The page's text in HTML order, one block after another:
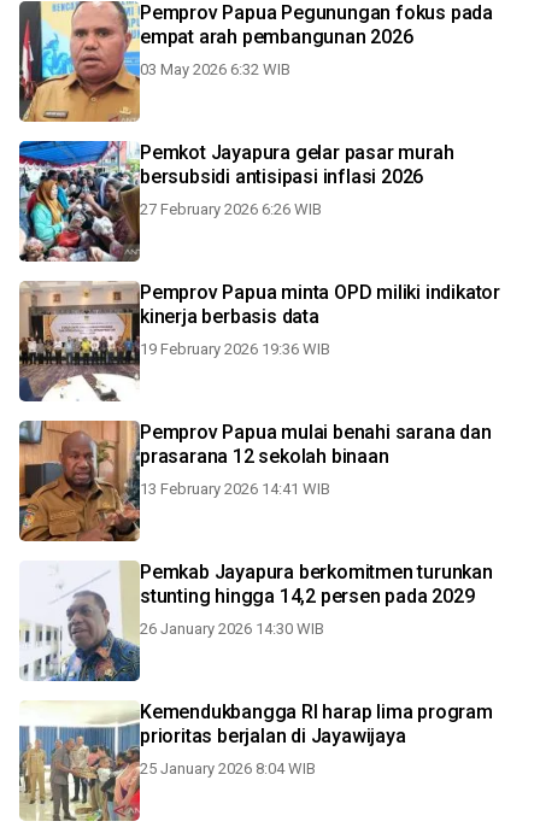
Pemprov Papua Pegunungan fokus pada
empat arah pembangunan 2026
03 May 2026 6:32 WIB
Pemkot Jayapura gelar pasar murah
bersubsidi antisipasi inflasi 2026
27 February 2026 6:26 WIB
Pemprov Papua minta OPD miliki indikator
kinerja berbasis data
19 February 2026 19:36 WIB
Pemprov Papua mulai benahi sarana dan
prasarana 12 sekolah binaan
13 February 2026 14:41 WIB
Pemkab Jayapura berkomitmen turunkan
stunting hingga 14,2 persen pada 2029
26 January 2026 14:30 WIB
Kemendukbangga RI harap lima program
prioritas berjalan di Jayawijaya
25 January 2026 8:04 WIB